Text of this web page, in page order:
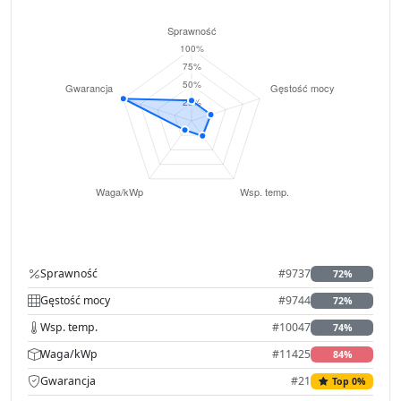
Sprawność #9737 72%
Gęstość mocy #9744 72%
Wsp. temp. #10047 74%
Waga/kWp #11425 84%
Gwarancja #21 Top 0%